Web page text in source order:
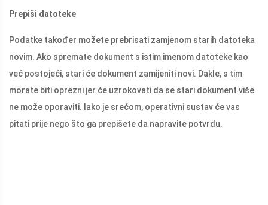
Prepiši datoteke
Podatke također možete prebrisati zamjenom starih datoteka
novim. Ako spremate dokument s istim imenom datoteke kao
već postojeći, stari će dokument zamijeniti novi. Dakle, s tim
morate biti oprezni jer će uzrokovati da se stari dokument više
ne može oporaviti. Iako je srećom, operativni sustav će vas
pitati prije nego što ga prepišete da napravite potvrdu.